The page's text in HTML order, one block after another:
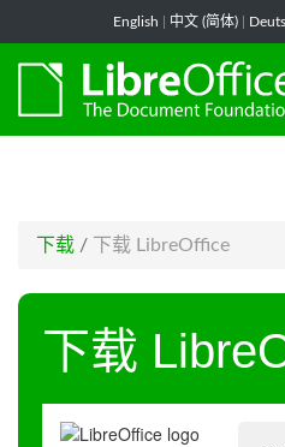
English 中文 (简体)
下载 / 下载 LibreOffice
下载